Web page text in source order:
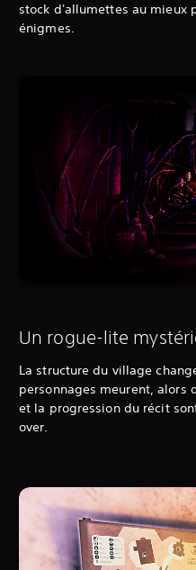
stock d'allumettes au mieux
énigmes.
Un rogue-lite
La structure du village
personnages meurent, alors
et la progression du récit
over.